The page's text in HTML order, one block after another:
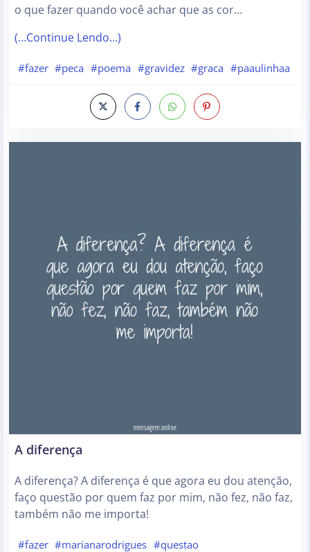
o que fazer quando você achar que as cor…
(…Continue Lendo…)
#fazer #peca #poema #gravidez #graca #paaulinhaa
A diferença
A diferença? A diferença é que agora eu dou atenção,
faço questão por quem faz por mim, não fez, não faz,
também não me importa!
#fazer #marianarodrigues #questao